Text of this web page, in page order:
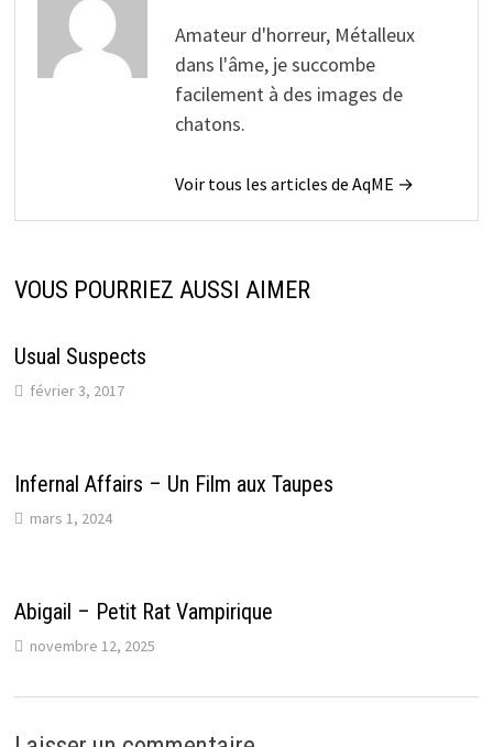
Amateur d'horreur, Métalleux
dans l'âme, je succombe
facilement à des images de
chatons.
Voir tous les articles de AqME →
VOUS POURRIEZ AUSSI AIMER
Usual Suspects
février 3, 2017
Infernal Affairs – Un Film aux Taupes
mars 1, 2024
Abigail – Petit Rat Vampirique
novembre 12, 2025